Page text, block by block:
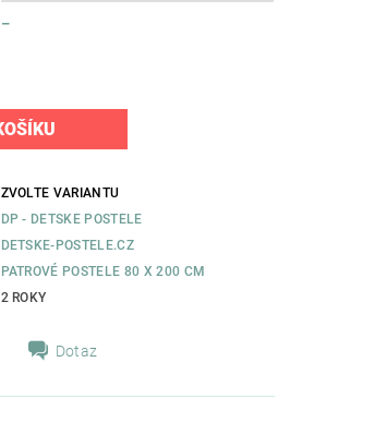
–
ZVOLTE VARIANTU
DP - DETSKE POSTELE
DETSKE-POSTELE.CZ
PATROVÉ POSTELE 80 X 200 CM
2 ROKY
Dotaz